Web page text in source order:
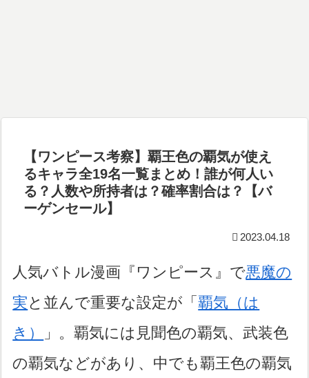
【ワンピース考察】覇王色の覇気が使え
るキャラ全19名一覧まとめ！誰が何人い
る？人数や所持者は？確率割合は？【バ
ーゲンセール】
2023.04.18
人気バトル漫画『ワンピース』で悪魔の
実と並んで重要な設定が「覇気（は
き）
」。覇気には見聞色の覇気、武装色
の覇気などがあり、中でも覇王色の覇気